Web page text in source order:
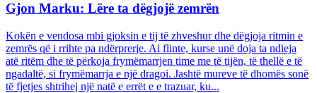
Gjon Marku: Lëre ta dëgjojë zemrën
Kokën e vendosa mbi gjoksin e tij të zhveshur dhe dëgjoja ritmin e
zemrës që i rrihte pa ndërprerje. Ai flinte, kurse unë doja ta ndieja
atë ritëm dhe të përkoja frymëmarrjen time me të tijën, të thellë e të
ngadaltë, si frymëmarrja e një dragoi. Jashtë mureve të dhomës sonë
të fjetjes shtrihej një natë e errët e e trazuar, ku...